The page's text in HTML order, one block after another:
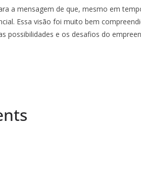
a mensagem de que, mesmo em
Essa visão foi muito bem
possibilidades e os desafios do